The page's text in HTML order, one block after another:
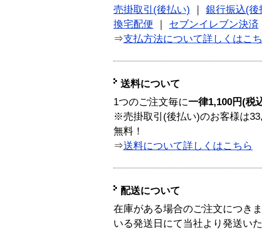
売掛取引(後払い)
銀行振込(後
換宅配便
セブンイレブン決済
⇒支払方法について詳しくはこ
送料について
1つのご注文毎に一律1,100円(税
※売掛取引(後払い)のお客様は
無料！
⇒送料について詳しくはこちら
配送について
在庫がある場合のご注文につき
いる発送日にて当社より発送い